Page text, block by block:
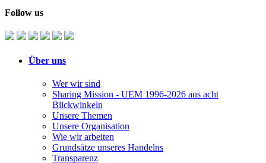
Follow us
Über uns
Wer wir sind
Sharing Mission - UEM 1996-2026 aus acht
Blickwinkeln
Unsere Themen
Unsere Organisation
Wie wir arbeiten
Grundsätze unseres Handelns
Transparenz